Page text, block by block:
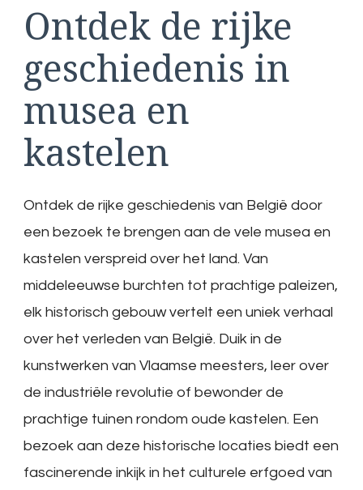
Ontdek de rijke
geschiedenis in
musea en
kastelen
Ontdek de rijke geschiedenis van België door
een bezoek te brengen aan de vele musea en
kastelen verspreid over het land. Van
middeleeuwse burchten tot prachtige paleizen,
elk historisch gebouw vertelt een uniek verhaal
over het verleden van België. Duik in de
kunstwerken van Vlaamse meesters, leer over
de industriële revolutie of bewonder de
prachtige tuinen rondom oude kastelen. Een
bezoek aan deze historische locaties biedt een
fascinerende inkijk in het culturele erfgoed van